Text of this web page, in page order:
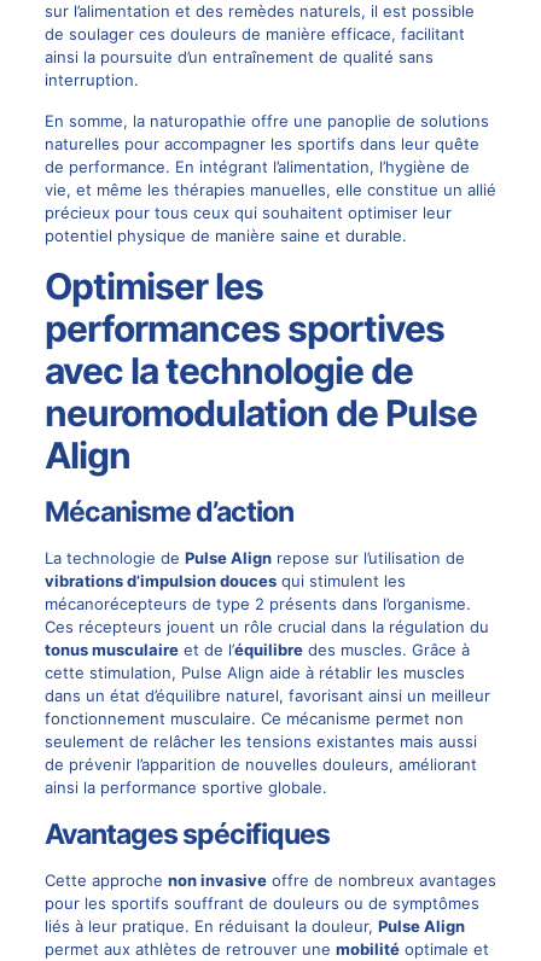
sur l’alimentation et des remèdes naturels, il est possible
de soulager ces douleurs de manière efficace, facilitant
ainsi la poursuite d’un entraînement de qualité sans
interruption.
En somme, la naturopathie offre une panoplie de solutions
naturelles pour accompagner les sportifs dans leur quête
de performance. En intégrant l’alimentation, l’hygiène de
vie, et même les thérapies manuelles, elle constitue un allié
précieux pour tous ceux qui souhaitent optimiser leur
potentiel physique de manière saine et durable.
Optimiser les
performances sportives
avec la technologie de
neuromodulation de Pulse
Align
Mécanisme d’action
La technologie de Pulse Alignrepose sur l’utilisation de
vibrations d’impulsion doucesqui stimulent les
mécanorécepteurs de type 2 présents dans l’organisme.
Ces récepteurs jouent un rôle crucial dans la régulation du
tonus musculaireet de l’équilibredes muscles. Grâce à
cette stimulation, Pulse Align aide à rétablir les muscles
dans un état d’équilibre naturel, favorisant ainsi un meilleur
fonctionnement musculaire. Ce mécanisme permet non
seulement de relâcher les tensions existantes mais aussi
de prévenir l’apparition de nouvelles douleurs, améliorant
ainsi la performance sportive globale.
Avantages spécifiques
Cette approche non invasiveoffre de nombreux avantages
pour les sportifs souffrant de douleurs ou de symptômes
liés à leur pratique. En réduisant la douleur, Pulse Align
permet aux athlètes de retrouver une mobilitéoptimale et